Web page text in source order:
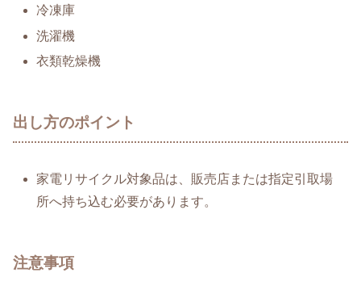
冷凍庫
洗濯機
衣類乾燥機
出し方のポイント
家電リサイクル対象品は、販売店または指定引取場
所へ持ち込む必要があります。
注意事項